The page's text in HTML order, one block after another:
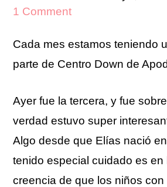
1 Comment
Cada mes estamos teniendo
parte de Centro Down de
Ayer fue la tercera, y fue
verdad estuvo super
Algo desde que Elías nació
tenido especial cuidado es en
creencia de que los niños con